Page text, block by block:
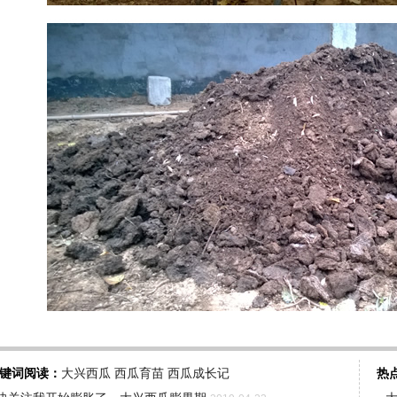
词阅读： 大兴西瓜 西瓜育苗 西瓜成长记
热